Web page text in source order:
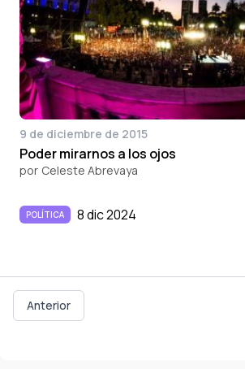
9 de diciembre de 2015
Poder mirarnos a los ojos
por Celeste Abrevaya
POLÍTICA 8 dic 2024
Anterior